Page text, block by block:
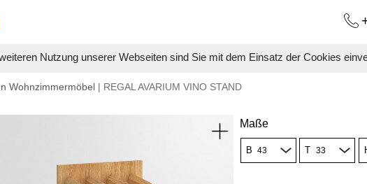
Nutzung unserer Webseiten sind Sie mit dem Einsatz der Cookies
Wohnzimmermöbel | REGAL AVARIUM VINO STAND
Maße
B T